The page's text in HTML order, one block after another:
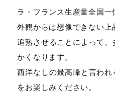
ラ・フランス生産量全国一
外観からは想像できない上
追熟させることによって
かくなります。
西洋なしの最高峰と言わ
をお楽しみください。